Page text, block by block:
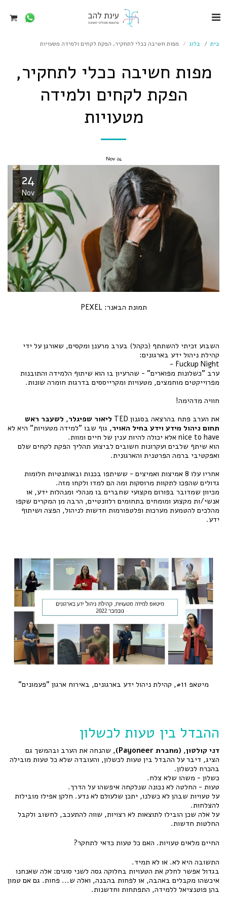
בית בלוג מפות חשיבה ככלי לתחקיר, הפקת לקחים ולמידה מטעויות
מפות חשיבה ככלי לתחקיר,
הפקת לקחים ולמידה
מטעויות
24
Nov
24
Nov
תמונת הבאנר: PEXEL
השבוע זכיתי להשתתף (כקהל) בערב מרענן ומקסים, שאורגן על ידי
קהילת ניהול ידע בארגונים:
Fuckup Night -
ערב "כשלונות מפוארים" - שהרעיון בו הוא שיתוף הלמידה והתובנות
מפרוייקטים מוחמצים, מטעויות ומקרייססים בדרגות חומרה שונות.
חוויה מדהימה!
את הערב פתח בהרצאה בסגנון TED
ליאור שפיגלר, לשעבר ראש
תחום ניהול מידע וידע בחיל האויר, גוף שבו "למידה מטעויות" היא לא
nice to have אלא יכולה להיות ענין של חיים ומוות.
הוא שיתף שלבים ועקרונות חשובים לביצוע תהליך הפקת לקחים שלם
ואפקטיבי ברמה הפרטנית והארגונית.
אחריו עלו 8 אמיצות ואמיצים - ששיתפו בכנות ובאותנטיות חלומות
גדולים שהפכו לתקוות מרוסקות ומה הם למדו ולקחו מזה.
מכיוון שמדובר בפורום מקצועי שחברים בו מנהלי ומנהלות ידע, או
אנשי/ות מקצוע ומומחים בתחומים רלוונטיים, הרבה מן המקרים שקפו
מהלכים להטמעת מערכות ופלטפורמות חדשות לניהול, הפצה ושיתוף
ידע.
מיטאפ #11, קהילת ניהול ידע בארגונים, באירוח ארגון "פעמונים"
ההבדל בין טעות לכשלון
דני קולטון, (מחברת Payoneer),
שהנחה את הערב ובהמשך גם
הציג, דיבר על ההבדל בין טעות לכשלון, והעובדה שלא כל טעות מובילה
בהכרח לכשלון.
כשלון - משהו שלא צלח.
טעות - החלטה לא נכונה שנלקחה איפשהו על הדרך.
על טעויות שבהן לא כשלנו, יתכן שלעולם לא נדע. חלקן אפילו מובילות
להצלחות.
על אלה שכן הובילו לתוצאות לא רצויות, שווה להתעכב, לחשוב ולקבל
החלטות חדשות.
החיים מלאים טעויות. האם כל טעות כדאי לתחקר?
התשובה היא לא. או לא תמיד.
בגדול אפשר לחלק את הטעויות בחלוקה גסה לשני סוגים: אלה שאנחנו
איכשהו מקבלים באהבה, או לפחות בהבנה, ואלה ש... פחות. גם אם טמון
בהן פוטנציאל ללמידה, התפתחות וחדשנות.